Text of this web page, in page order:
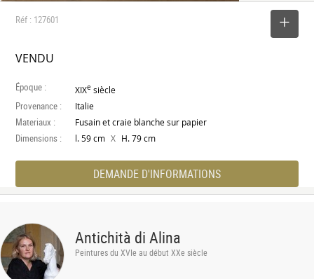
Réf : 127601
VENDU
Époque : XIXe siècle
Provenance : Italie
Materiaux : Fusain et craie blanche sur papier
Dimensions : l. 59 cm X H. 79 cm
DEMANDE D'INFORMATIONS
Antichità di Alina
Peintures du XVIe au début XXe siècle